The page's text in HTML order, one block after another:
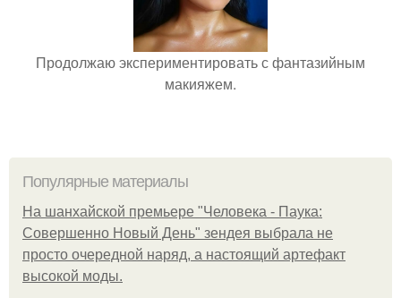
Продолжаю экспериментировать с фантазийным
макияжем.
Популярные материалы
На шанхайской премьере "Человека - Паука:
Совершенно Новый День" зендея выбрала не
просто очередной наряд, а настоящий артефакт
высокой моды.